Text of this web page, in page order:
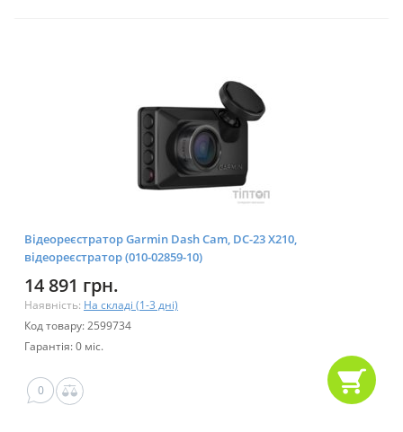
Відеореєстратор Garmin Dash Cam, DC-23 X210,
відеореєстратор (010-02859-10)
14 891 грн.
Наявність: На складі (1-3 дні)
Код товару: 2599734
Гарантія: 0 міс.
0